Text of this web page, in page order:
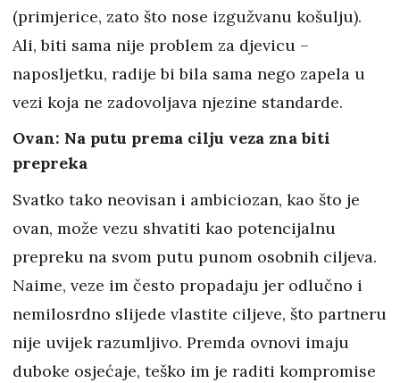
(primjerice, zato što nose izgužvanu košulju).
Ali, biti sama nije problem za djevicu –
naposljetku, radije bi bila sama nego zapela u
vezi koja ne zadovoljava njezine standarde.
Ovan: Na putu prema cilju veza zna biti
prepreka
Svatko tako neovisan i ambiciozan, kao što je
ovan, može vezu shvatiti kao potencijalnu
prepreku na svom putu punom osobnih ciljeva.
Naime, veze im često propadaju jer odlučno i
nemilosrdno slijede vlastite ciljeve, što partneru
nije uvijek razumljivo. Premda ovnovi imaju
duboke osjećaje, teško im je raditi kompromise